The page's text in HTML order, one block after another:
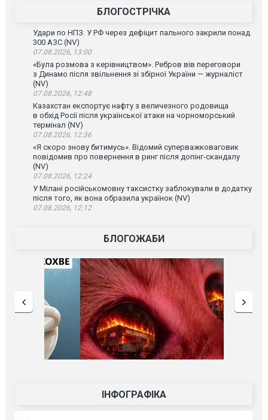
БЛОГОСТРІЧКА
Удари по НПЗ. У РФ через дефіцит пального закрили понад
300 АЗС (NV)
07.08.2026, 13:00
«Була розмова з керівництвом». Ребров вів переговори
з Динамо після звільнення зі збірної України — журналіст
(NV)
07.08.2026, 12:48
Казахстан експортує нафту з величезного родовища
в обхід Росії після української атаки на чорноморський
термінал (NV)
07.08.2026, 12:36
«Я скоро знову битимусь». Відомий суперважковаговик
повідомив про повернення в ринг після допінг-скандалу
(NV)
07.08.2026, 12:24
У Мілані російськомовну таксистку заблокували в додатку
після того, як вона образила українок (NV)
07.08.2026, 12:12
БЛОГОЖАБИ
ІНФОГРАФІКА